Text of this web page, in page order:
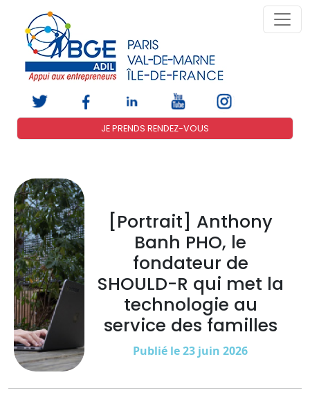
JE PRENDS RENDEZ-VOUS
[Portrait] Anthony
Banh PHO, le
fondateur de
SHOULD-R qui met la
technologie au
service des familles
Publié le 23 juin 2026